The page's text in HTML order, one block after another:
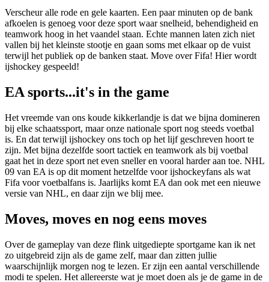
Verscheur alle rode en gele kaarten. Een paar minuten op de bank
afkoelen is genoeg voor deze sport waar snelheid, behendigheid en
teamwork hoog in het vaandel staan. Echte mannen laten zich niet
vallen bij het kleinste stootje en gaan soms met elkaar op de vuist
terwijl het publiek op de banken staat. Move over Fifa! Hier wordt
ijshockey gespeeld!
EA sports...it's in the game
Het vreemde van ons koude kikkerlandje is dat we bijna domineren
bij elke schaatssport, maar onze nationale sport nog steeds voetbal
is. En dat terwijl ijshockey ons toch op het lijf geschreven hoort te
zijn. Met bijna dezelfde soort tactiek en teamwork als bij voetbal
gaat het in deze sport net even sneller en vooral harder aan toe. NHL
09 van EA is op dit moment hetzelfde voor ijshockeyfans als wat
Fifa voor voetbalfans is. Jaarlijks komt EA dan ook met een nieuwe
versie van NHL, en daar zijn we blij mee.
Moves, moves en nog eens moves
Over de gameplay van deze flink uitgediepte sportgame kan ik net
zo uitgebreid zijn als de game zelf, maar dan zitten jullie
waarschijnlijk morgen nog te lezen. Er zijn een aantal verschillende
modi te spelen. Het allereerste wat je moet doen als je de game in de